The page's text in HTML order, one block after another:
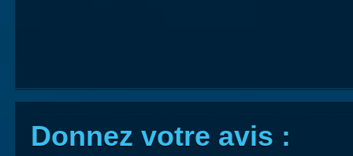
Donnez votre avis :